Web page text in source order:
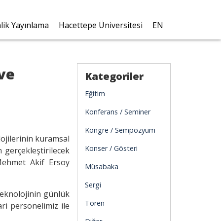
Yayınlama Hacettepe Üniversitesi EN
kuramsal
gerçekleştirilecek
Akif Ersoy
günlük
personelimiz ile
Kategoriler
Eğitim
Konferans / Seminer
Kongre / Sempozyum
Konser / Gösteri
Müsabaka
Sergi
Tören